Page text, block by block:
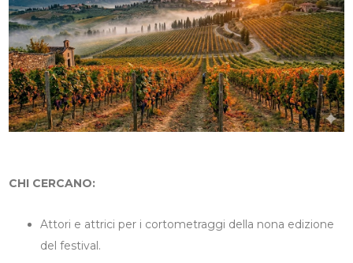
CHI CERCANO:
Attori e attrici per i cortometraggi della nona edizione
del festival.